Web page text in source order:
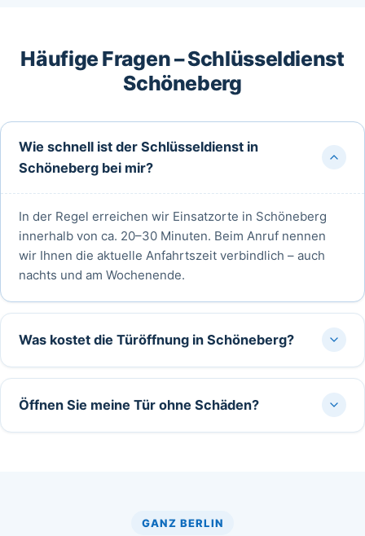
Häufige Fragen – Schlüsseldienst
Schöneberg
Wie schnell ist der Schlüsseldienst in
Schöneberg bei mir?
In der Regel erreichen wir Einsatzorte in Schöneberg
innerhalb von ca. 20–30 Minuten. Beim Anruf nennen
wir Ihnen die aktuelle Anfahrtszeit verbindlich – auch
nachts und am Wochenende.
Was kostet die Türöffnung in Schöneberg?
Öffnen Sie meine Tür ohne Schäden?
GANZ BERLIN